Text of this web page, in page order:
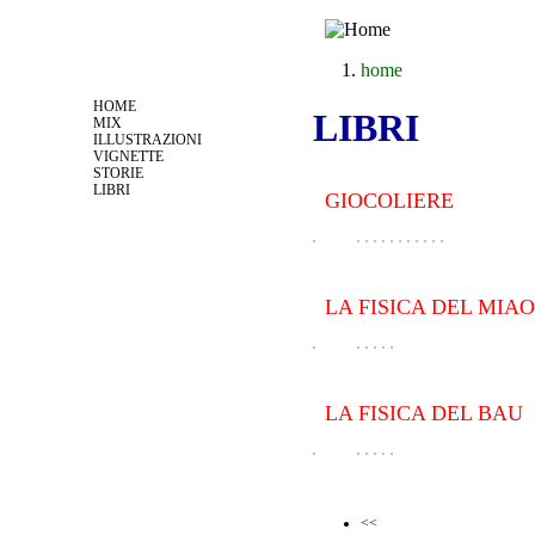
HOME
MIX
ILLUSTRAZIONI
VIGNETTE
STORIE
LIBRI
home
LIBRI
GIOCOLIERE
LA FISICA DEL MIAO
LA FISICA DEL BAU
<<